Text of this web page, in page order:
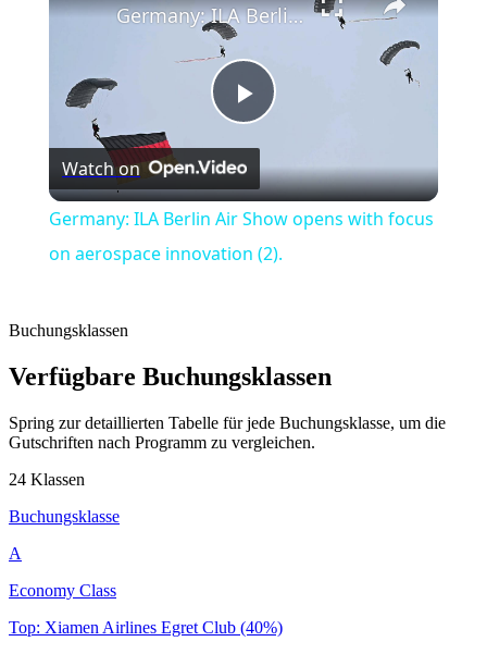
Play
Video
Germany: ILA Berlin Air Show opens with focus on aerospace innovation (2).
Watch on
Germany: ILA Berlin Air Show opens with focus
on aerospace innovation (2).
Buchungsklassen
Verfügbare Buchungsklassen
Spring zur detaillierten Tabelle für jede Buchungsklasse, um die
Gutschriften nach Programm zu vergleichen.
24 Klassen
Buchungsklasse
A
Economy Class
Top: Xiamen Airlines Egret Club (40%)